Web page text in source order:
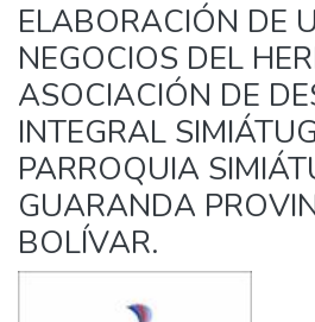
ELABORACIÓN DE
NEGOCIOS DEL
ASOCIACIÓN DE
INTEGRAL
PARROQUIA
GUARANDA
BOLÍVAR.